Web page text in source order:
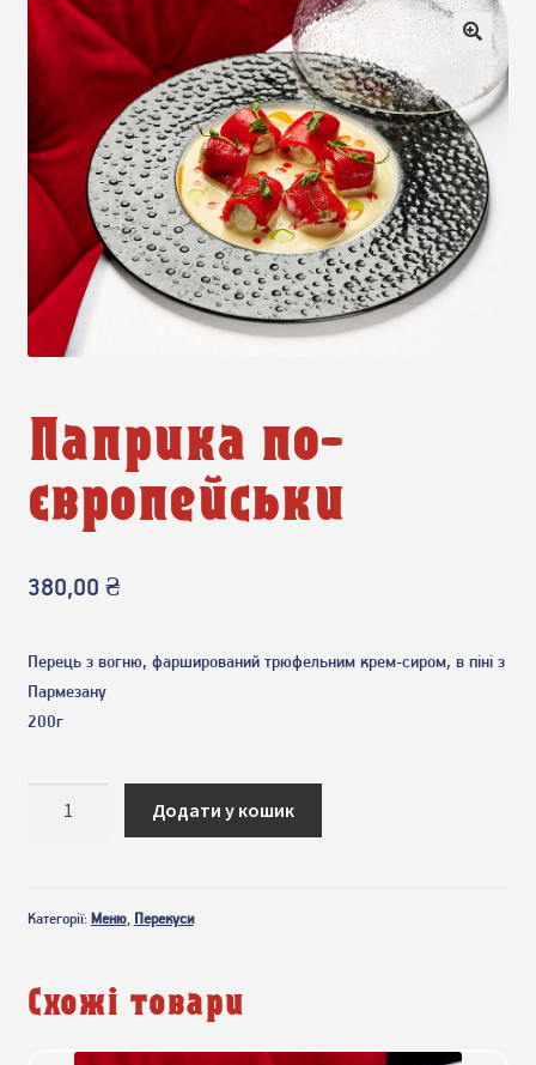
Паприка по-
європейськи
380,00 ₴
Перець з вогню, фарширований трюфельним крем-сиром, в піні з
Пармезану
200г
Додати у кошик
Категорії: Меню, Перекуси
Схожі товари